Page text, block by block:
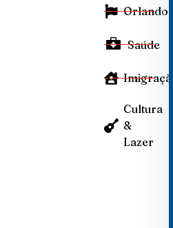
Orlando
Saúde
Imigração
Cultura
&
Lazer